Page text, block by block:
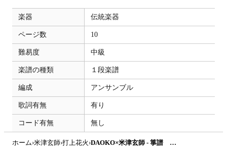
楽器 伝統楽器
ページ数 10
難易度 中級
楽譜の種類 １段楽譜
編成 アンサンブル
歌詞有無 有り
コード有無 無し
ホーム›米津玄師›打上花火 › DAOKO×米津玄師 - 箏譜 打上花火（三重奏） (箏三重奏／Ⅰ箏・Ⅱ箏・十七絃) by 織姫